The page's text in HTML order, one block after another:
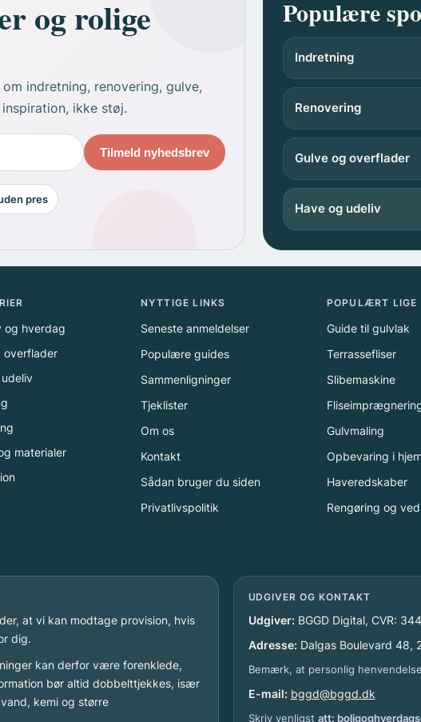
og rolige
indretning, renovering, gulve,
ikke støj.
Tilmeld nyhedsbrev
pres
Populære
Indretning
Renovering
Gulve og overflader
Have og udeliv
og hverdag
overflader
materialer
NYTTIGE LINKS
Seneste anmeldelser
Populære guides
Sammenligninger
Tjeklister
Om os
Kontakt
Sådan bruger du siden
Privatlivspolitik
POPULÆRT LIGE
Guide til gulvlak
Terrassefliser
Slibemaskine
Gulvmaling
Opbevaring i
Haveredskaber
Rengøring og
at vi kan modtage provision, hvis
dig.
kan derfor være forenklede,
bør altid dobbelttjekkes, især
kemi og større
UDGIVER OG KONTAKT
Udgiver: BGGD Digital, CVR:
Adresse: Dalgas Boulevard 48,
Bemærk, at personlig
E-mail: bggd@bggd.dk
Skriv venligst att: